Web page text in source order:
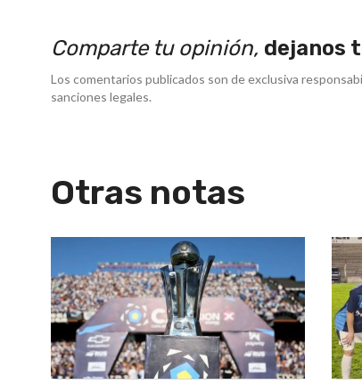
Comparte tu opinión, dejanos
Los comentarios publicados son de exclusiva
sanciones legales.
Otras notas